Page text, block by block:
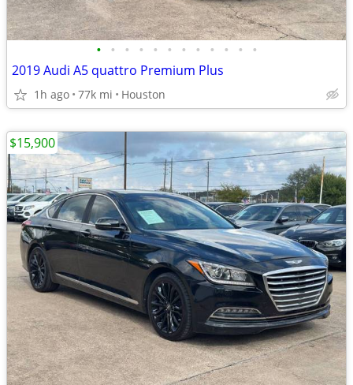
• • • • • • • • • • • •
2019 Audi A5 quattro Premium Plus
1h ago 77k mi Houston
$15,900